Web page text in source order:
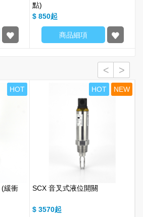
點)
$ 850
商品細項
HOT
(緩衝
HOT NEW
SCX 音叉式液位開關
$ 3570